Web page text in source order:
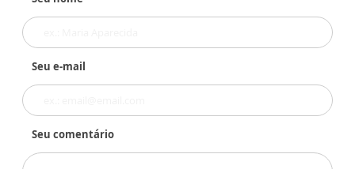
Seu e-mail
Seu comentário